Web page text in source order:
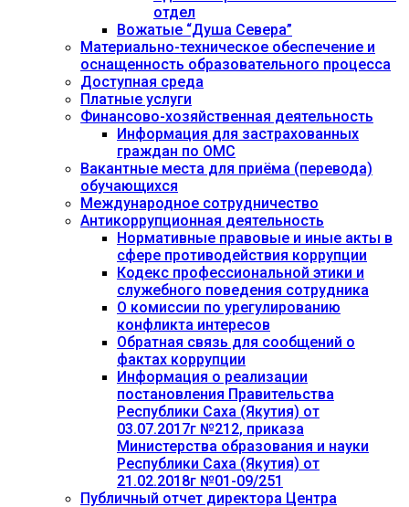
отдел
Вожатые “Душа Севера”
Материально-техническое обеспечение и
оснащенность образовательного процесса
Доступная среда
Платные услуги
Финансово-хозяйственная деятельность
Информация для застрахованных
граждан по ОМС
Вакантные места для приёма (перевода)
обучающихся
Международное сотрудничество
Антикоррупционная деятельность
Нормативные правовые и иные акты в
сфере противодействия коррупции
Кодекс профессиональной этики и
служебного поведения сотрудника
О комиссии по урегулированию
конфликта интересов
Обратная связь для сообщений о
фактах коррупции
Информация о реализации
постановления Правительства
Республики Саха (Якутия) от
03.07.2017г №212, приказа
Министерства образования и науки
Республики Саха (Якутия) от
21.02.2018г №01-09/251
Публичный отчет директора Центра